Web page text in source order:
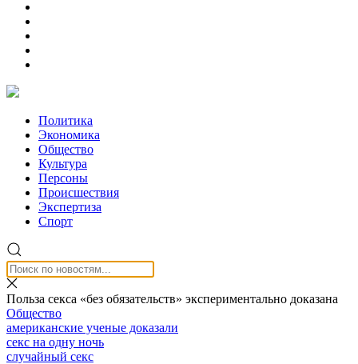
Политика
Экономика
Общество
Культура
Персоны
Происшествия
Экспертиза
Спорт
Польза секса «без обязательств» экспериментально доказана
Общество
американские ученые доказали
секс на одну ночь
случайный секс